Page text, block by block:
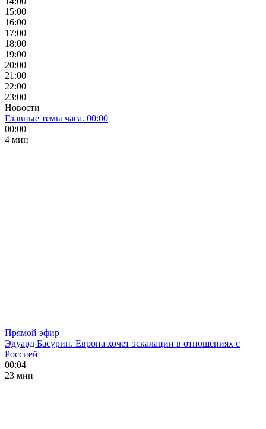
15:00
16:00
17:00
18:00
19:00
20:00
21:00
22:00
23:00
Новости
Главные темы часа. 00:00
00:00
4 мин
Прямой эфир
Эдуард Басурин. Европа хочет эскалации в отношениях с
Россией
00:04
23 мин